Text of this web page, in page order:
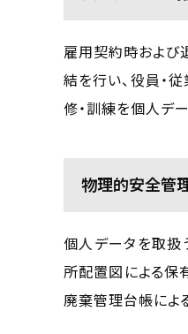
雇用契約時および
結を行い、役員・
修・訓練を個人デ
物理的安全管
個人データを取扱
所配置図による保
廃棄管理台帳によ